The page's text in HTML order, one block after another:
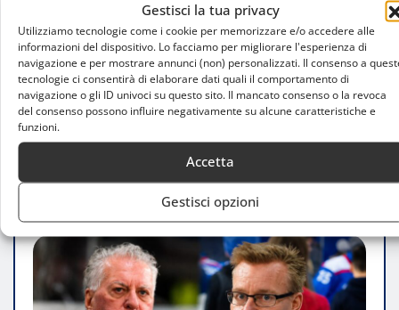
Gestisci la tua privacy
Utilizziamo tecnologie come i cookie per memorizzare e/o accedere alle
informazioni del dispositivo. Lo facciamo per migliorare l'esperienza di
navigazione e per mostrare annunci (non) personalizzati. Il consenso a
tecnologie ci consentirà di elaborare dati quali il comportamento di
navigazione o gli ID univoci su questo sito. Il mancato consenso o la revoca
del consenso possono influire negativamente su alcune caratteristiche e
funzioni.
Accetta
Gestisci opzioni
Giu 16, 2026
Il ruolo storico del calcio milanese in Europa
Sono decenni che il calcio milanese occupa
posizioni di rilievo all’interno del…